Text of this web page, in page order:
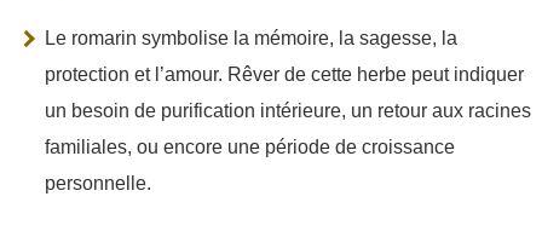
Le romarin symbolise la mémoire, la sagesse, la
protection et l’amour. Rêver de cette herbe peut indiquer
un besoin de purification intérieure, un retour aux racines
familiales, ou encore une période de croissance
personnelle.